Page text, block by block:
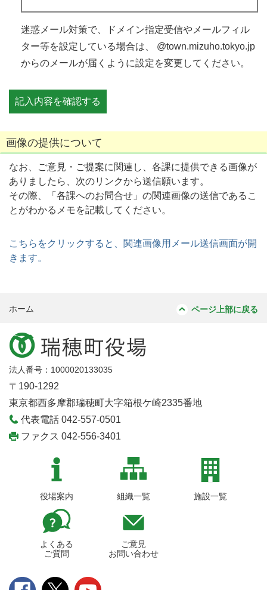
迷惑メール対策で、ドメイン指定受信やメールフィル
ター等を設定している場合は、
@town.mizuho.tokyo.jp
からのメールが届くように設定を変更してください。
画像の提供について
なお、ご意見・ご提案に関連し、各課に提供できる画像が
ありましたら、次のリンクから送信願います。
その際、「各課へのお問合せ」の関連画像の送信であるこ
とがわかるメモを記載してください。
こちらをクリックすると、関連画像用メール送信画面が開
きます。
ホーム ページ上部に戻る
法人番号：1000020133035
〒190-1292
東京都西多摩郡瑞穂町大字箱根ケ崎2335番地
代表電話 042-557-0501
ファクス 042-556-3401
役場案内 組織一覧 施設一覧
よくある
ご質問
ご意見
お問い合わせ